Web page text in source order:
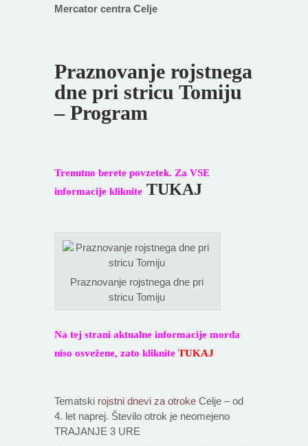
Mercator centra Celje
Praznovanje rojstnega
dne pri stricu Tomiju
– Program
Trenutno berete povzetek. Za VSE
informacije kliknite TUKAJ
Praznovanje rojstnega dne pri
stricu Tomiju
Na tej strani aktualne informacije morda
niso osvežene, zato kliknite TUKAJ
Tematski rojstni dnevi za otroke Celje – od
4. let naprej. Število otrok je neomejeno
TRAJANJE 3 URE